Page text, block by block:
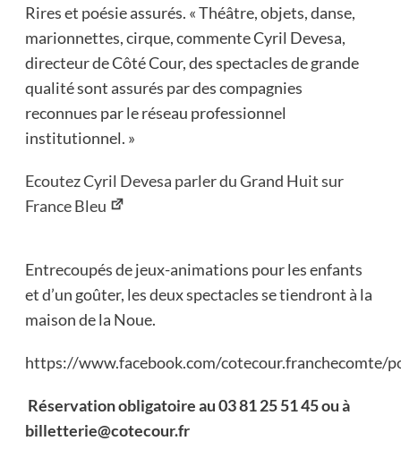
Rires et poésie assurés. « Théâtre, objets, danse,
marionnettes, cirque, commente Cyril Devesa,
directeur de Côté Cour, des spectacles de grande
qualité sont assurés par des compagnies
reconnues par le réseau professionnel
institutionnel. »
Ecoutez Cyril Devesa parler du Grand Huit sur
France Bleu
Entrecoupés de jeux-animations pour les enfants
et d’un goûter, les deux spectacles se tiendront à la
maison de la Noue.
https://www.facebook.com/cotecour.franchecomte/
Réservation obligatoire au 03 81 25 51 45 ou à
billetterie@cotecour.fr